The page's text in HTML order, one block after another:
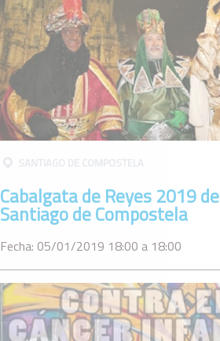
SANTIAGO DE COMPOSTELA
Cabalgata de Reyes 2019 de
Santiago de Compostela
Fecha: 05/01/2019 18:00 a 18:00